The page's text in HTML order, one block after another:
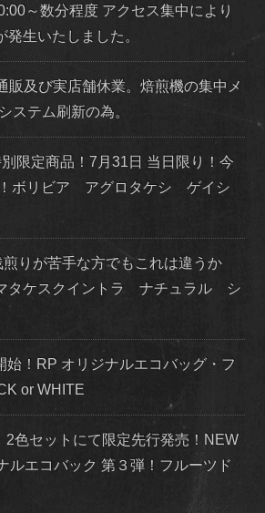
～数分程度 アクセス集中により
発生いたしました。
販及び実店舗休業。焙煎機の集中メ
ステム刷新の為。
限定商品！7月31日 当日限り！今
ボリビア アグロタケシ ゲイシ
りが苦手な方でもこれは違うか
タケスクイントラ ナチュラル シ
始！RP オリジナルエコバッグ・フ
or WHITE
2色セットにて限定先行発売！NEW
ルエコバック 第３弾！フルーツド